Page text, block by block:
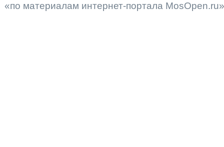
«по материалам интернет-портала